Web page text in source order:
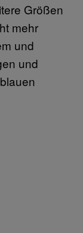
Größen
mehr
und
und